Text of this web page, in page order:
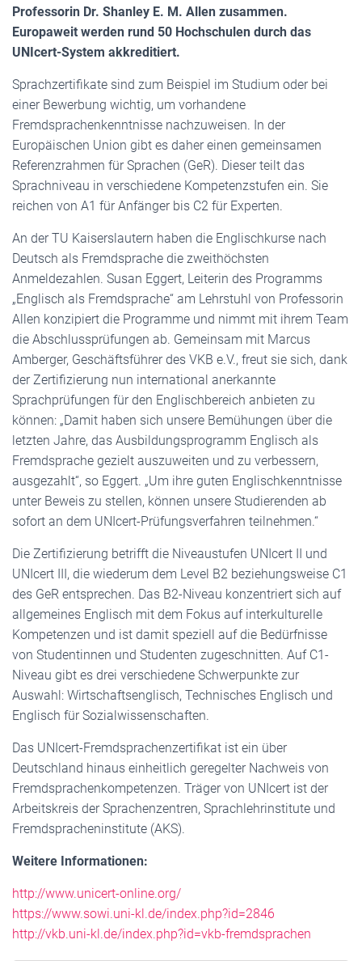
Professorin Dr. Shanley E. M. Allen zusammen.
Europaweit werden rund 50 Hochschulen durch das
UNIcert-System akkreditiert.
Sprachzertifikate sind zum Beispiel im Studium oder bei
einer Bewerbung wichtig, um vorhandene
Fremdsprachenkenntnisse nachzuweisen. In der
Europäischen Union gibt es daher einen gemeinsamen
Referenzrahmen für Sprachen (GeR). Dieser teilt das
Sprachniveau in verschiedene Kompetenzstufen ein. Sie
reichen von A1 für Anfänger bis C2 für Experten.
An der TU Kaiserslautern haben die Englischkurse nach
Deutsch als Fremdsprache die zweithöchsten
Anmeldezahlen. Susan Eggert, Leiterin des Programms
„Englisch als Fremdsprache“ am Lehrstuhl von Professorin
Allen konzipiert die Programme und nimmt mit ihrem Team
die Abschlussprüfungen ab. Gemeinsam mit Marcus
Amberger, Geschäftsführer des VKB e.V., freut sie sich, dank
der Zertifizierung nun international anerkannte
Sprachprüfungen für den Englischbereich anbieten zu
können: „Damit haben sich unsere Bemühungen über die
letzten Jahre, das Ausbildungsprogramm Englisch als
Fremdsprache gezielt auszuweiten und zu verbessern,
ausgezahlt“, so Eggert. „Um ihre guten Englischkenntnisse
unter Beweis zu stellen, können unsere Studierenden ab
sofort an dem UNIcert-Prüfungsverfahren teilnehmen.“
Die Zertifizierung betrifft die Niveaustufen UNIcert II und
UNIcert III, die wiederum dem Level B2 beziehungsweise C1
des GeR entsprechen. Das B2-Niveau konzentriert sich auf
allgemeines Englisch mit dem Fokus auf interkulturelle
Kompetenzen und ist damit speziell auf die Bedürfnisse
von Studentinnen und Studenten zugeschnitten. Auf C1-
Niveau gibt es drei verschiedene Schwerpunkte zur
Auswahl: Wirtschaftsenglisch, Technisches Englisch und
Englisch für Sozialwissenschaften.
Das UNIcert-Fremdsprachenzertifikat ist ein über
Deutschland hinaus einheitlich geregelter Nachweis von
Fremdsprachenkompetenzen. Träger von UNIcert ist der
Arbeitskreis der Sprachenzentren, Sprachlehrinstitute und
Fremdspracheninstitute (AKS).
Weitere Informationen:
http://www.unicert-online.org/
https://www.sowi.uni-kl.de/index.php?id=2846
http://vkb.uni-kl.de/index.php?id=vkb-fremdsprachen